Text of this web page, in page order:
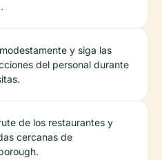
y siga las
del personal durante
de los restaurantes y
cercanas de